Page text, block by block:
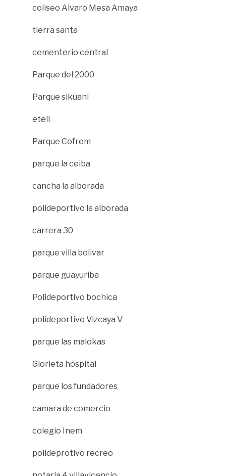
coliseo Alvaro Mesa Amaya
tierra santa
cementerio central
Parque del 2000
Parque sikuani
etell
Parque Cofrem
parque la ceiba
cancha la alborada
polideportivo la alborada
carrera 30
parque villa bolivar
parque guayuriba
Polideportivo bochica
polideportivo Vizcaya V
parque las malokas
Glorieta hospital
parque los fundadores
camara de comercio
colegio Inem
polideprotivo recreo